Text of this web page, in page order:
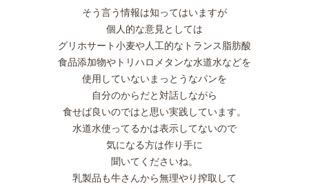
そう言う情報は知ってはいますが
個人的な意見としては
グリホサート小麦や人工的なトランス脂肪酸
食品添加物やトリハロメタンな水道水などを
使用していないまっとうなパンを
自分のからだと対話しながら
食せば良いのではと思い実践しています。
水道水使ってるかは表示してないので
気になる方は作り手に
聞いてくださいね。
乳製品も牛さんから無理やり搾取して